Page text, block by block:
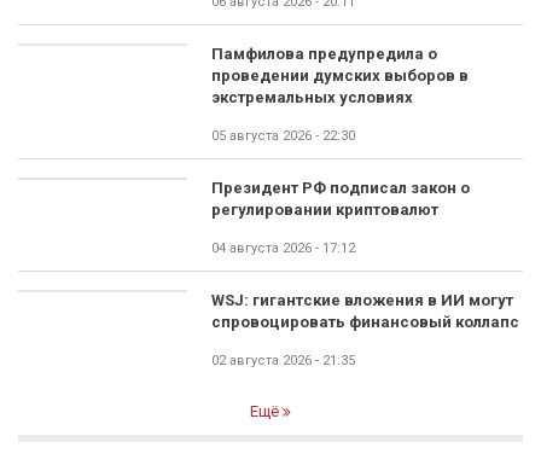
Памфилова предупредила о
проведении думских выборов в
экстремальных условиях
05 августа 2026 - 22:30
Президент РФ подписал закон о
регулировании криптовалют
04 августа 2026 - 17:12
WSJ: гигантские вложения в ИИ могут
спровоцировать финансовый коллапс
02 августа 2026 - 21:35
Ещё